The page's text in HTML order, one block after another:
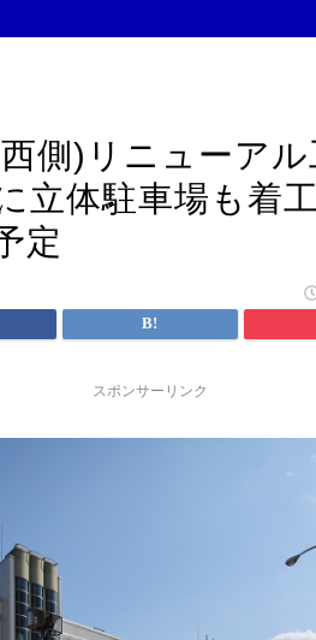
側)リニューア
立体駐車場も着
定
スポンサーリンク